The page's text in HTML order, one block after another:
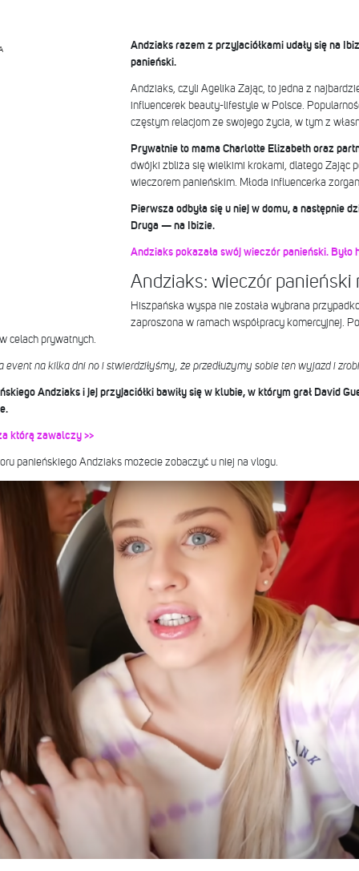
Andziaks razem z przyjaciółkami udały się na
panieński.
Andziaks, czyli Agelika Zając, to jedna z
influencerek beauty-lifestyle w Polsce.
częstym relacjom ze swojego życia, w tym z
Prywatnie to mama Charlotte Elizabeth oraz
dwójki zbliża się wielkimi krokami, dlatego Zając
wieczorem panieńskim. Młoda influencerka
Pierwsza odbyła się u niej w domu, a następnie
Druga — na Ibizie.
Andziaks pokazała swój wieczór panieński. Było
Andziaks: wieczór panieński
Hiszpańska wyspa nie została wybrana
zaproszona w ramach współpracy komercyjnej.
celach prywatnych.
event na kilka dni no i stwierdziłyśmy, że przedłużymy sobie ten wyjazd i
Andziaks i jej przyjaciółki bawiły się w klubie, w którym grał David
którą zawalczy >>
panieńskiego Andziaks możecie zobaczyć u niej na vlogu.